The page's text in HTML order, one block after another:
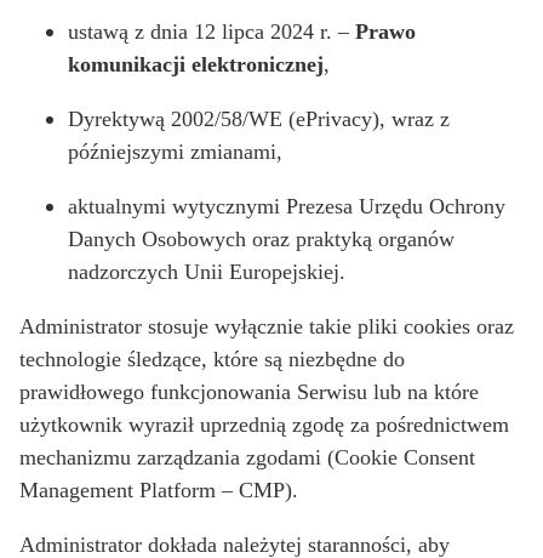
ustawą z dnia 12 lipca 2024 r. – Prawo
komunikacji elektronicznej,
Dyrektywą 2002/58/WE (ePrivacy), wraz z
późniejszymi zmianami,
aktualnymi wytycznymi Prezesa Urzędu Ochrony
Danych Osobowych oraz praktyką organów
nadzorczych Unii Europejskiej.
Administrator stosuje wyłącznie takie pliki cookies oraz
technologie śledzące, które są niezbędne do
prawidłowego funkcjonowania Serwisu lub na które
użytkownik wyraził uprzednią zgodę za pośrednictwem
mechanizmu zarządzania zgodami (Cookie Consent
Management Platform – CMP).
Administrator dokłada należytej staranności, aby